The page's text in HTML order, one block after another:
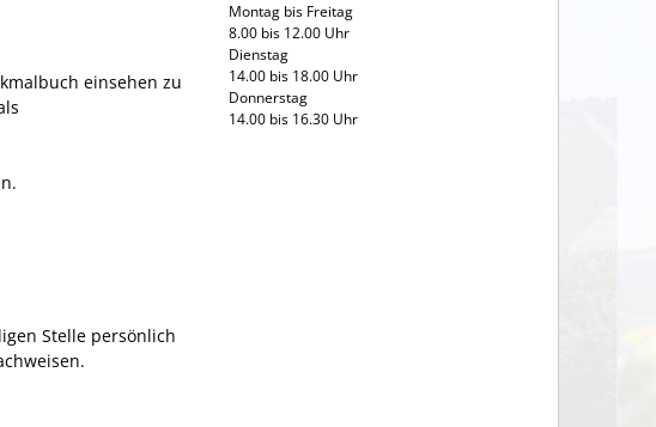
einsehen zu
Stelle persönlich
Montag bis Freitag
8.00 bis 12.00 Uhr
Dienstag
14.00 bis 18.00 Uhr
Donnerstag
14.00 bis 16.30 Uhr